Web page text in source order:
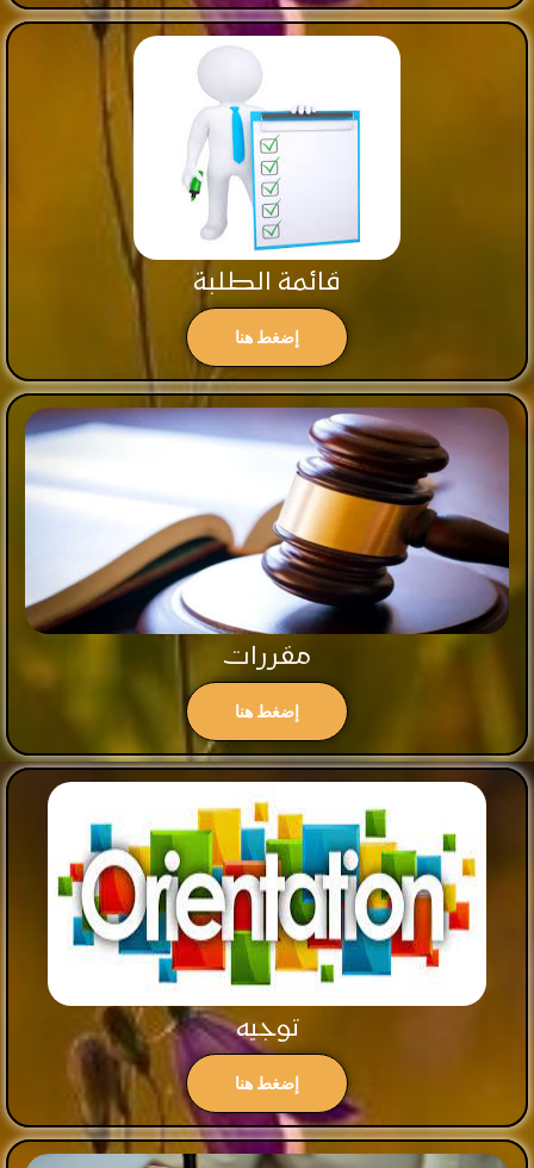
قائمة الطلبة
إضغط هنا
مقررات
إضغط هنا
توجيه
إضغط هنا